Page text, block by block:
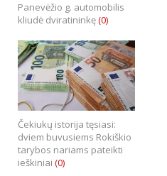
Panevėžio g. automobilis
kliudė dviratininkę(0)
Čekiukų istorija tęsiasi:
dviem buvusiems Rokiškio
tarybos nariams pateikti
ieškiniai (0)